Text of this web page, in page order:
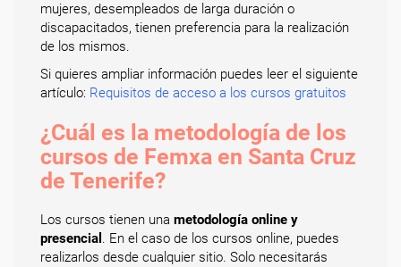
mujeres, desempleados de larga duración o
discapacitados, tienen preferencia para la realización
de los mismos.
Si quieres ampliar información puedes leer el siguiente
artículo: Requisitos de acceso a los cursos gratuitos
¿Cuál es la metodología de los
cursos de Femxa en Santa Cruz
de Tenerife?
Los cursos tienen una metodología online y
presencial . En el caso de los cursos online, puedes
realizarlos desde cualquier sitio. Solo necesitarás